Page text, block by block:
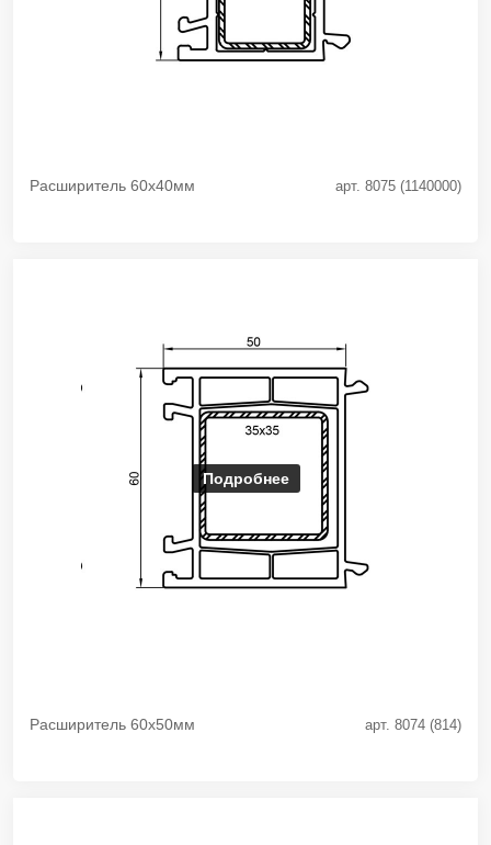
Расширитель 60х40мм арт. 8075 (1140000)
Подробнее
Расширитель 60х50мм арт. 8074 (814)